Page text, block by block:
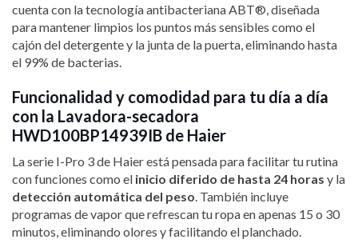
cuenta con la tecnología antibacteriana ABT®, diseñada
para mantener limpios los puntos más sensibles como el
cajón del detergente y la junta de la puerta, eliminando hasta
el 99% de bacterias.
Funcionalidad y comodidad para tu día a día
con la Lavadora-secadora
HWD100BP14939IB de Haier
La serie I-Pro 3 de Haier está pensada para facilitar tu rutina
con funciones como el inicio diferido de hasta 24 horas y la
detección automática del peso. También incluye
programas de vapor que refrescan tu ropa en apenas 15 o 30
minutos, eliminando olores y facilitando el planchado.